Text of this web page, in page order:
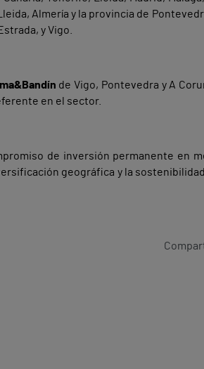
Almería y la provincia de
y Vigo.
de Vigo, Pontevedra y A
en el sector.
de inversión permanente en
geográfica y la